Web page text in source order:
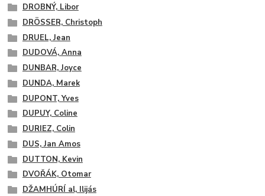
DROBNÝ, Libor
DRÖSSER, Christoph
DRUEL, Jean
DUDOVÁ, Anna
DUNBAR, Joyce
DUNDA, Marek
DUPONT, Yves
DUPUY, Coline
DURIEZ, Colin
DUS, Jan Amos
DUTTON, Kevin
DVOŘÁK, Otomar
DŽAMHÚRÍ al, Ilijás